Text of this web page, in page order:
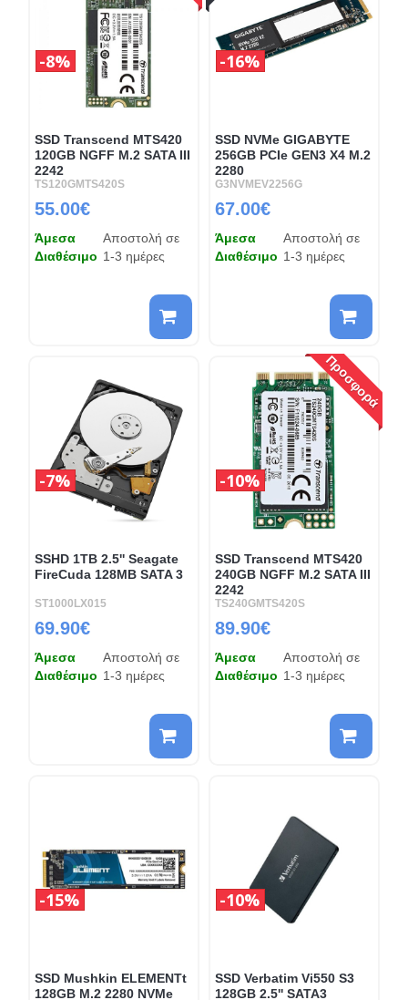
SSD Transcend MTS420
120GB NGFF M.2 SATA III
2242
TS120GMTS420S
55.00€
8%
Άμεσα
Διαθέσιμο
Αποστολή σε
1-3 ημέρες
SSD NVMe GIGABYTE
256GB PCIe GEN3 X4 M.2
2280
G3NVMEV2256G
67.00€
16%
Άμεσα
Διαθέσιμο
Αποστολή σε
1-3 ημέρες
SSHD 1TB 2.5'' Seagate
FireCuda 128MB SATA 3
ST1000LX015
69.90€
7%
Άμεσα
Διαθέσιμο
Αποστολή σε
1-3 ημέρες
Προσφορά
SSD Transcend MTS420
240GB NGFF M.2 SATA III
2242
TS240GMTS420S
89.90€
10%
Άμεσα
Διαθέσιμο
Αποστολή σε
1-3 ημέρες
SSD Mushkin ELEMENTt
128GB M.2 2280 NVMe
15%
SSD Verbatim Vi550 S3
128GB 2.5'' SATA3
10%